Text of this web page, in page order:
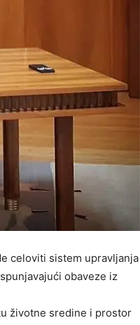
celoviti sistem upravljanja
obaveze iz
životne sredine i prostor